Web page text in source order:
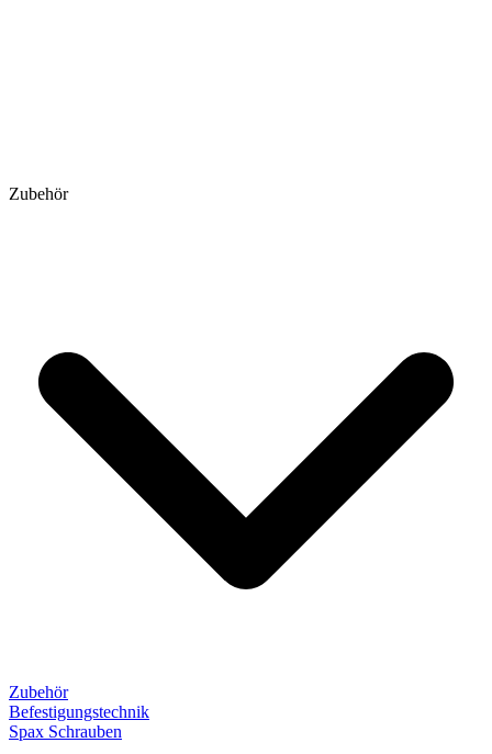
Zubehör
Zubehör
Befestigungstechnik
Spax Schrauben